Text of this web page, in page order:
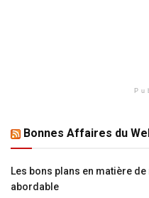
Bonnes Affaires du
Les bons plans en matière
abordable